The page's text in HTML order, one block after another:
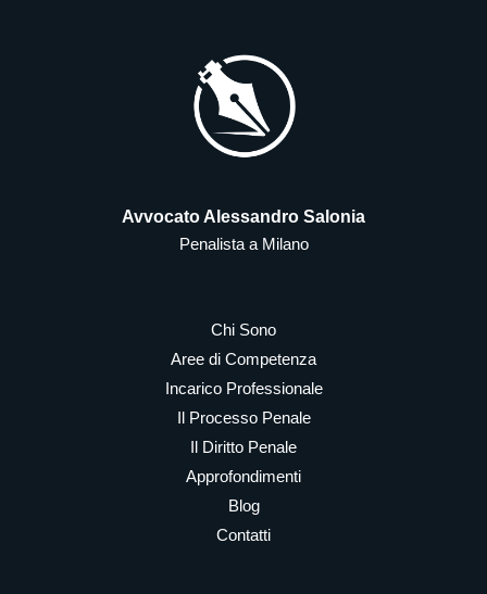
Avvocato Alessandro Salonia
Penalista a Milano
Chi Sono
Aree di Competenza
Incarico Professionale
Il Processo Penale
Il Diritto Penale
Approfondimenti
Blog
Contatti